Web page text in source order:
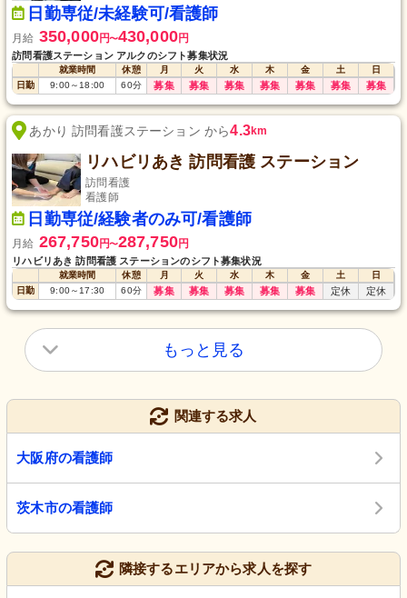
日勤専従/未経験可/看護師
月給 350,000円〜430,000円
訪問看護ステーション アルクのシフト募集状況
就業時間 休憩 月 火 水 木 金 土
日
日勤
9:00～18:00 60分 募集 募集 募集 募集 募集 募集 募集
あかり 訪問看護ステーション から4.3km
リハビリあき 訪問看護 ステーション
訪問看護
看護師
日勤専従/経験者のみ可/看護師
月給 267,750円〜287,750円
リハビリあき 訪問看護 ステーションのシフト募集状況
就業時間 休憩 月 火 水 木 金 土
日
日勤
9:00～17:30 60分 募集 募集 募集 募集 募集 定休 定休
もっと見る
関連する求人
大阪府の看護師
茨木市の看護師
隣接するエリアから求人を探す